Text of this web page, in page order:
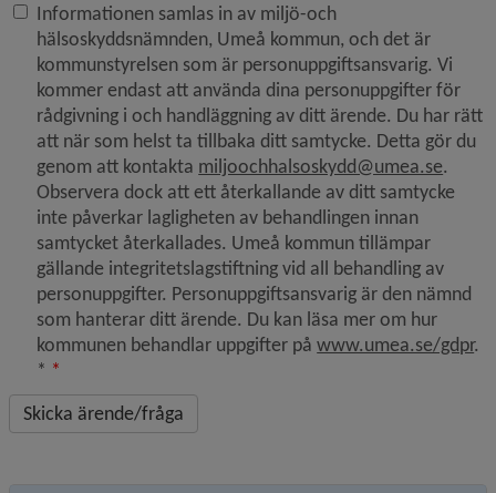
Informationen samlas in av miljö-och
hälsoskyddsnämnden, Umeå kommun, och det är
kommunstyrelsen som är personuppgiftsansvarig. Vi
kommer endast att använda dina personuppgifter för
rådgivning i och handläggning av ditt ärende. Du har rätt
att när som helst ta tillbaka ditt samtycke. Detta gör du
genom att kontakta miljoochhalsoskydd@umea.se.
Observera dock att ett återkallande av ditt samtycke
inte påverkar lagligheten av behandlingen innan
samtycket återkallades. Umeå kommun tillämpar
gällande integritetslagstiftning vid all behandling av
personuppgifter. Personuppgiftsansvarig är den nämnd
som hanterar ditt ärende. Du kan läsa mer om hur
kommunen behandlar uppgifter påwww.umea.se/gdpr.
* *